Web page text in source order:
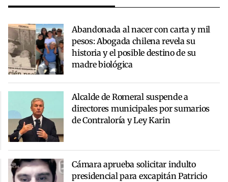
Abandonada al nacer con carta y mil
pesos: Abogada chilena revela su
historia y el posible destino de su
madre biológica
Alcalde de Romeral suspende a
directores municipales por sumarios
de Contraloría y Ley Karin
Cámara aprueba solicitar indulto
presidencial para excapitán Patricio